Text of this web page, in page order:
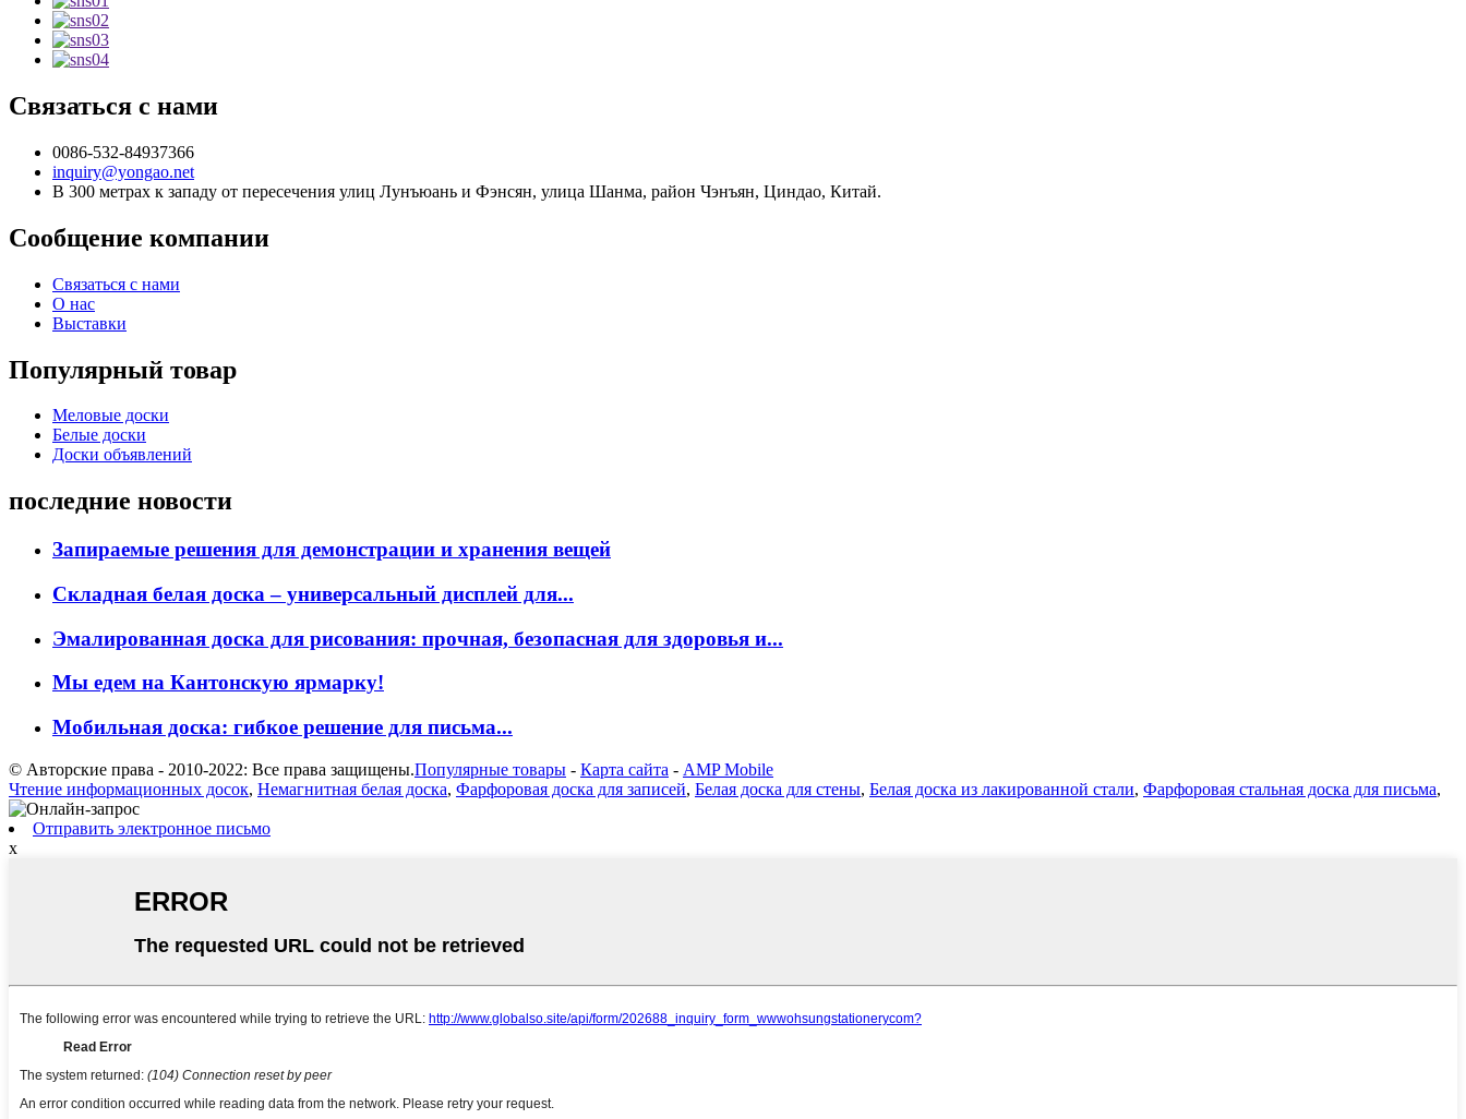
Связаться с нами
0086-532-84937366
inquiry@yongao.net
В 300 метрах к западу от пересечения улиц Лунъюань и Фэнсян, улица Шанма, район Чэнъян, Циндао, Китай.
Сообщение компании
Связаться с нами
О нас
Выставки
Популярный товар
Меловые доски
Белые доски
Доски объявлений
последние новости
Запираемые решения для демонстрации и хранения вещей
Складная белая доска – универсальный дисплей для...
Эмалированная доска для рисования: прочная, безопасная для здоровья и...
Мы едем на Кантонскую ярмарку!
Мобильная доска: гибкое решение для письма...
© Авторские права - 2010-2022: Все права защищены.Популярные товары - Карта сайта - AMP Mobile
Чтение информационных досок, Немагнитная белая доска, Фарфоровая доска для записей, Белая доска для стены, Белая доска из лакированной стали, Фарфоровая стальная доска для письма,
Отправить электронное письмо
x